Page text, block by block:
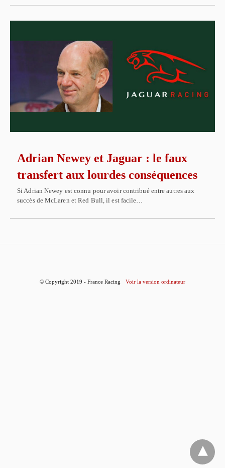
Adrian Newey et Jaguar : le faux
transfert aux lourdes conséquences
Si Adrian Newey est connu pour avoir contribué entre autres aux
succès de McLaren et Red Bull, il est facile…
© Copyright 2019 - France Racing Voir la version ordinateur